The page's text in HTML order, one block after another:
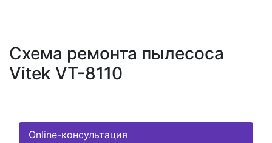
Схема ремонта пылесоса
Vitek VT-8110
Online-консультация